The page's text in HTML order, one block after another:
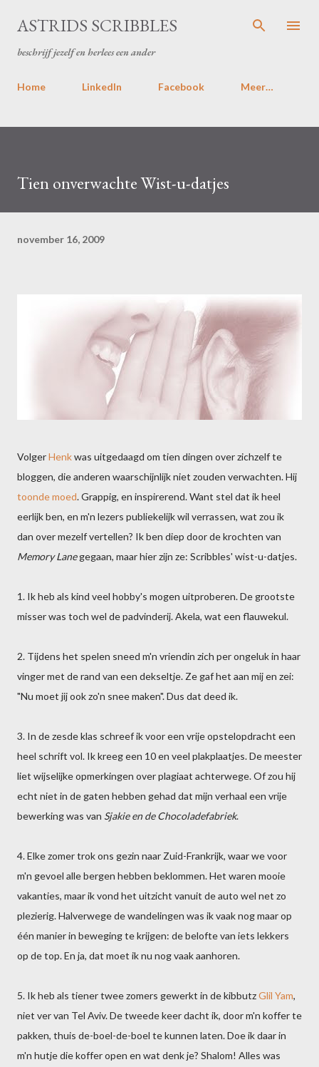
Doorgaan naar hoofdcontent
ASTRIDS SCRIBBLES
beschrijf jezelf en herlees een ander
Home LinkedIn Facebook Meer…
Tien onverwachte Wist-u-datjes
november 16, 2009
VolgerHenkwas uitgedaagd om tien dingen over zichzelf te
bloggen, die anderen waarschijnlijk niet zouden verwachten. Hij
toonde moed. Grappig, en inspirerend. Want stel dat ik heel
eerlijk ben, en m'n lezers publiekelijk wil verrassen, wat zou ik
dan over mezelf vertellen? Ik ben diep door de krochten van
Memory Lanegegaan, maar hier zijn ze: Scribbles' wist-u-datjes.
1. Ik heb als kind veel hobby's mogen uitproberen. De grootste
misser was toch wel de padvinderij. Akela, wat een flauwekul.
2. Tijdens het spelen sneed m'n vriendin zich per ongeluk in haar
vinger met de rand van een dekseltje. Ze gaf het aan mij en zei:
"Nu moet jij ook zo'n snee maken". Dus dat deed ik.
3. In de zesde klas schreef ik voor een vrije opstelopdracht een
heel schrift vol. Ik kreeg een 10 en veel plakplaatjes. De meester
liet wijselijke opmerkingen over plagiaat achterwege. Of zou hij
echt niet in de gaten hebben gehad dat mijn verhaal een vrije
bewerking was van Sjakie en de Chocoladefabriek.
4. Elke zomer trok ons gezin naar Zuid-Frankrijk, waar we voor
m'n gevoel alle bergen hebben beklommen. Het waren mooie
vakanties, maar ik vond het uitzicht vanuit de auto wel net zo
plezierig. Halverwege de wandelingen was ik vaak nog maar op
één manier in beweging te krijgen: de belofte van iets lekkers
op de top. En ja, dat moet ik nu nog vaak aanhoren.
5. Ik heb als tiener twee zomers gewerkt in de kibbutzGlil Yam,
niet ver van Tel Aviv. De tweede keer dacht ik, door m'n koffer te
pakken, thuis de-boel-de-boel te kunnen laten. Doe ik daar in
m'n hutje die koffer open en wat denk je? Shalom! Alles was